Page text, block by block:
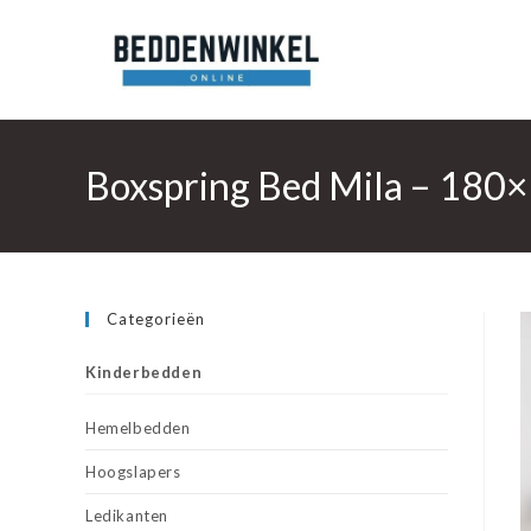
Boxspring Bed Mila –
Categorieën
Kinderbedden
Hemelbedden
Hoogslapers
Ledikanten